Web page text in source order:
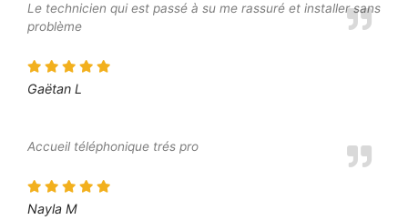
Le technicien qui est passé à su me rassuré et installer sans
problème
Gaëtan L
Accueil téléphonique trés pro
Nayla M